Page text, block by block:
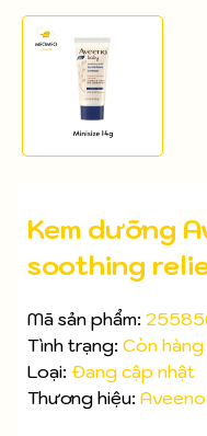
Kem dưỡng
soothing
Mã sản phẩm:
Tình trạng: Còn hàng
Loại: Đang cập nhật
Thương hiệu: Aveeno